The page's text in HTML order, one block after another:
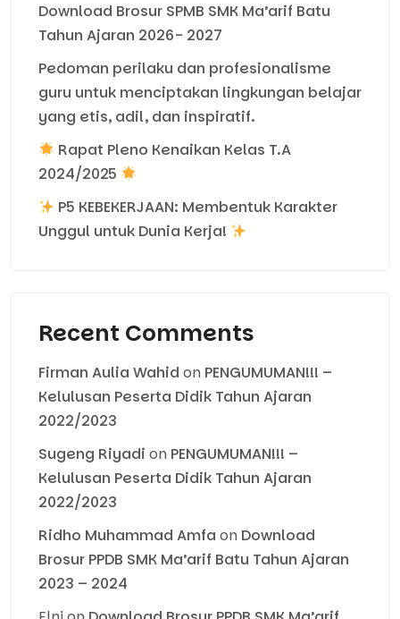
Download Brosur SPMB SMK Ma’arif Batu
Tahun Ajaran 2026- 2027
Pedoman perilaku dan profesionalisme
guru untuk menciptakan lingkungan belajar
yang etis, adil, dan inspiratif.
Rapat Pleno Kenaikan Kelas T.A
2024/2025
P5 KEBEKERJAAN: Membentuk Karakter
Unggul untuk Dunia Kerja!
Recent Comments
Firman Aulia Wahid on PENGUMUMAN!!! –
Kelulusan Peserta Didik Tahun Ajaran
2022/2023
Sugeng Riyadi on PENGUMUMAN!!! –
Kelulusan Peserta Didik Tahun Ajaran
2022/2023
Ridho Muhammad Amfa on Download
Brosur PPDB SMK Ma’arif Batu Tahun Ajaran
2023 – 2024